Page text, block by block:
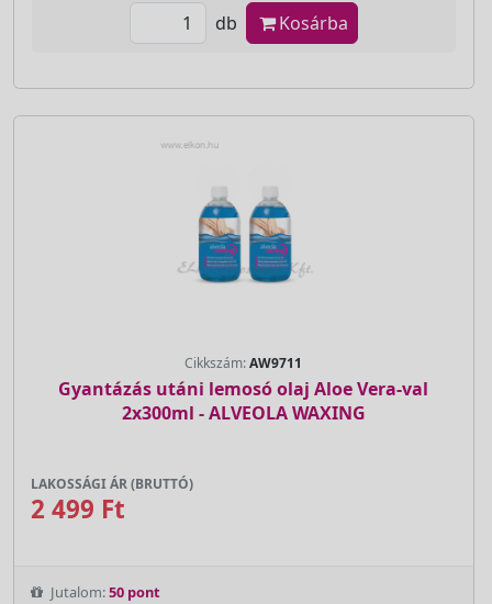
db Kosárba
Cikkszám:AW9711
Gyantázás utáni lemosó olaj Aloe Vera-val
2x300ml - ALVEOLA WAXING
LAKOSSÁGI ÁR (BRUTTÓ)
2 499 Ft
Jutalom:50 pont